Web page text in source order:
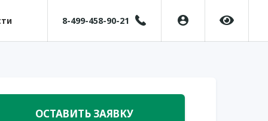
8-499-458-90-21
ОСТАВИТЬ ЗАЯВКУ